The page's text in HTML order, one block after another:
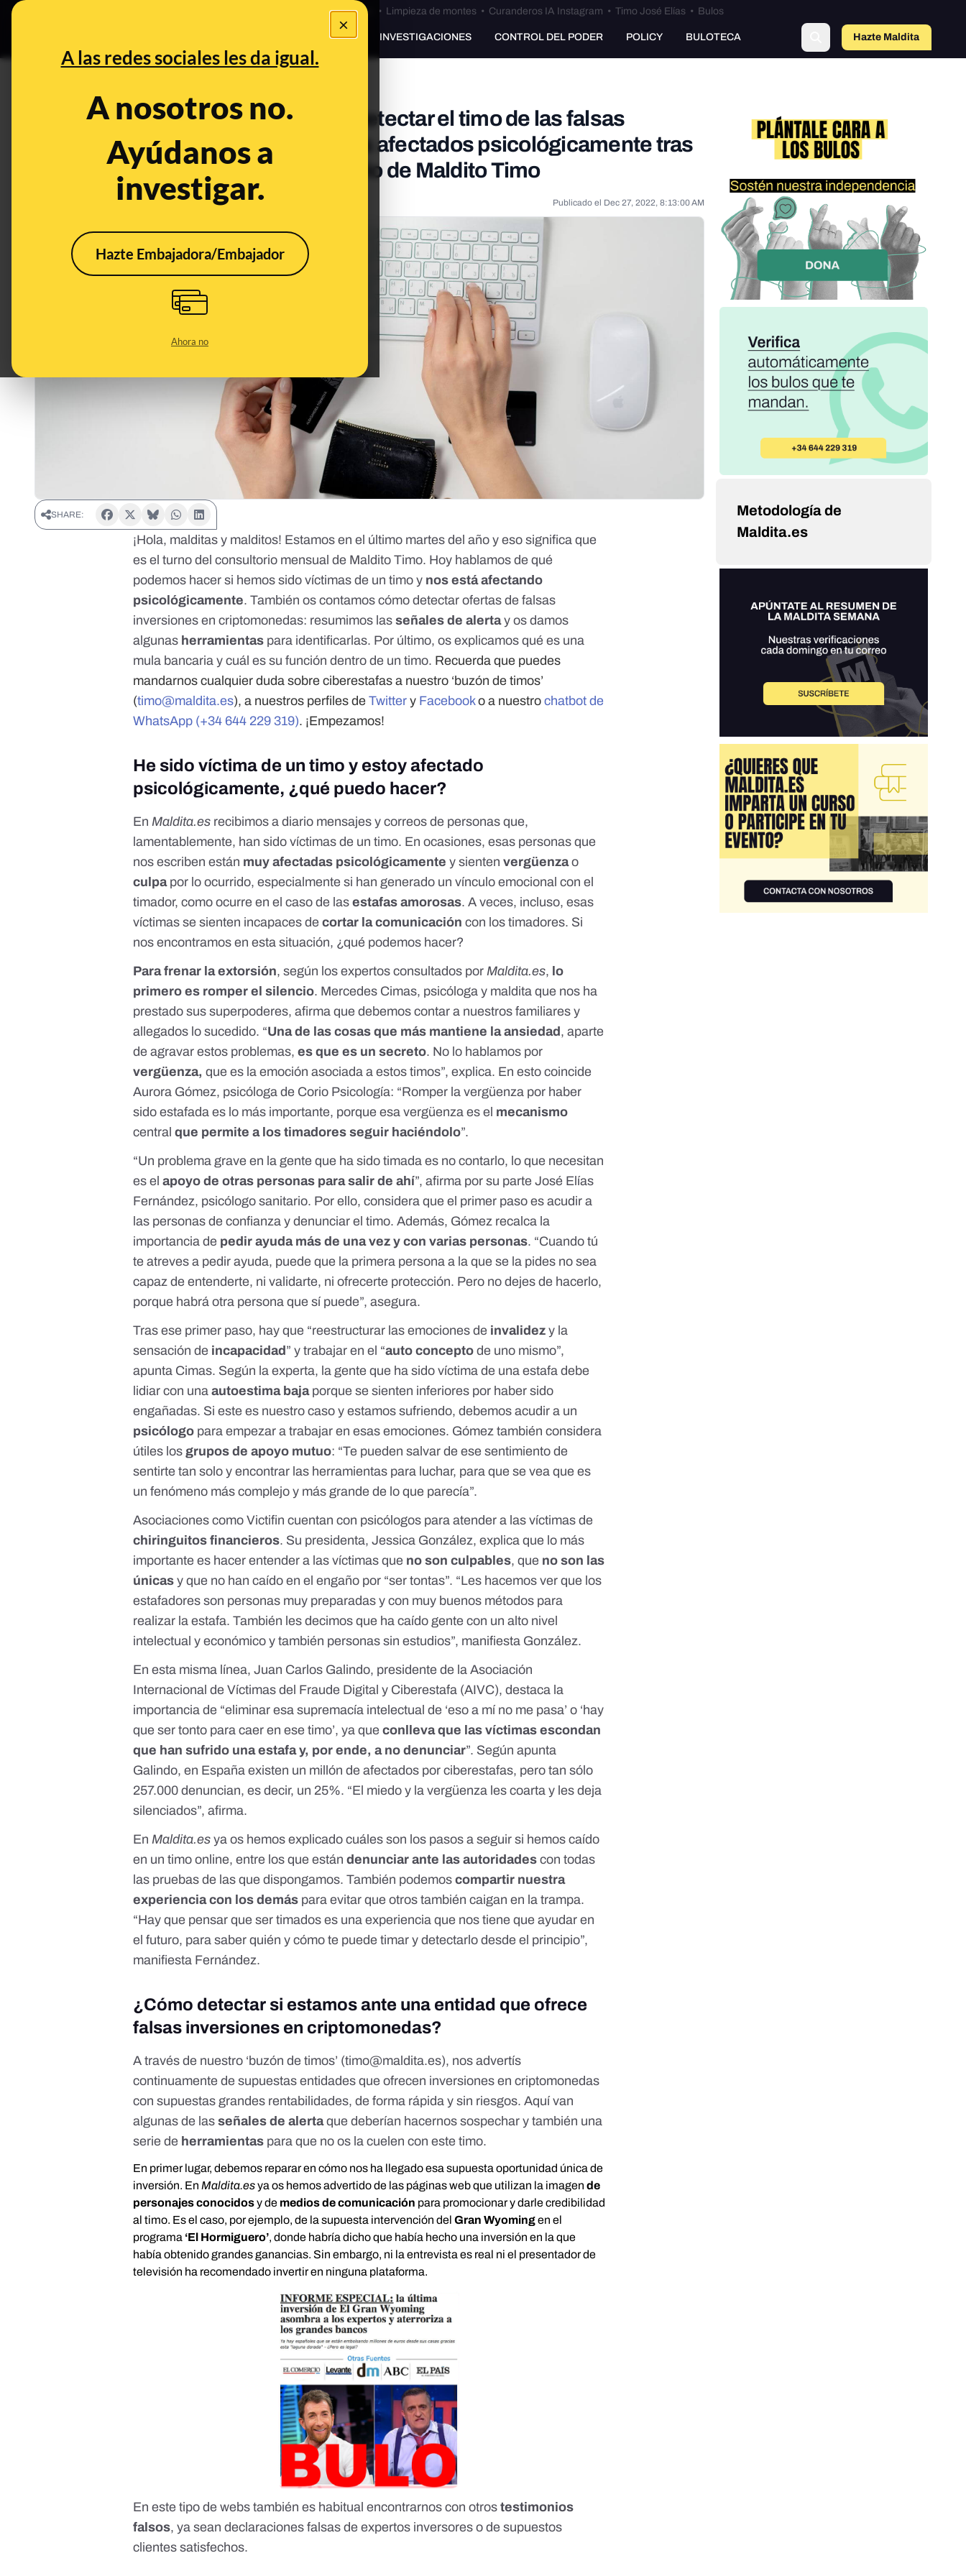
×
A las redes sociales les da igual.
A nosotros no.
Ayúdanos a
investigar.
Hazte Embajadora/Embajador
Ahora no
Bulos Ceuta • Limpieza de montes• Curanderos IA Instagram • Timo José Elías• Bulos
PREBUNKING INVESTIGACIONES CONTROL DEL PODER POLICY BULOTECA Hazte Maldito
Qué es una mula bancaria, cómo detectar el timo de las falsas
inversiones y qué hacer si estamos afectados psicológicamente tras
ser estafados: llega el 7º consultorio de Maldito Timo
Publicado el Dec 27, 2022, 8:13:00 AM
SHARE:
¡Hola, malditas y malditos! Estamos en el último martes del año y eso significa que
es el turno del consultorio mensual de Maldito Timo. Hoy hablamos de qué
podemos hacer si hemos sido víctimas de un timo y nos está afectando
psicológicamente. También os contamos cómo detectar ofertas de falsas
inversiones en criptomonedas: resumimos lasseñales de alertay os damos
algunas herramientas para identificarlas. Por último, os explicamos qué es una
mula bancaria y cuál es su función dentro de un timo. Recuerda que puedes
mandarnos cualquier duda sobre ciberestafas a nuestro ‘buzón de timos’
(timo@maldita.es), a nuestros perfiles deTwitter y Facebooko a nuestrochatbot de
WhatsApp (+34 644 229 319). ¡Empezamos!
He sido víctima de un timo y estoy afectado
psicológicamente, ¿qué puedo hacer?
EnMaldita.es recibimos a diario mensajes y correos de personas que,
lamentablemente, han sido víctimas de un timo. En ocasiones, esas personas que
nos escriben están muy afectadas psicológicamente y sientenvergüenzao
culpapor lo ocurrido, especialmente si han generado un vínculo emocional con el
timador, como ocurre en el caso de lasestafas amorosas. A veces, incluso, esas
víctimas se sienten incapaces de cortar la comunicación con los timadores. Si
nos encontramos en esta situación, ¿qué podemos hacer?
Para frenar la extorsión, según los expertos consultados porMaldita.es, lo
primero es romper el silencio. Mercedes Cimas, psicóloga y maldita que nos ha
prestado sus superpoderes, afirma que debemos contar a nuestros familiares y
allegados lo sucedido. “Una de las cosas que más mantiene la ansiedad , aparte
de agravar estos problemas,es que es un secreto. No lo hablamos por
vergüenza, que es la emoción asociada a estos timos”, explica. En esto coincide
Aurora Gómez, psicóloga de Corio Psicología: “Romper la vergüenza por haber
sido estafada es lo más importante, porque esa vergüenza es el mecanismo
centralque permite a los timadores seguir haciéndolo”.
“Un problema grave en la gente que ha sido timada es no contarlo, lo que necesitan
es elapoyo de otras personas para salir de ahí”, afirma por su parte José Elías
Fernández, psicólogo sanitario. Por ello, considera que el primer paso es acudir a
las personas de confianza ydenunciar el timo. Además, Gómez recalca la
importancia de pedir ayuda más de una vez y con varias personas. “Cuando tú
te atreves a pedir ayuda, puede que la primera persona a la que se la pides no sea
capaz de entenderte, ni validarte, ni ofrecerte protección. Pero no dejes de hacerlo,
porque habrá otra persona que sí puede”, asegura.
Tras ese primer paso, hay que “reestructurar las emociones de invalidez y la
sensación de incapacidad ” y trabajar en el “auto concepto de uno mismo”,
apunta Cimas. Según la experta, la gente que ha sido víctima de una estafa debe
lidiar con unaautoestima bajaporque se sienten inferiores por haber sido
engañadas. Si este es nuestro caso y estamos sufriendo, debemos acudir a un
psicólogo para empezar a trabajar en esas emociones. Gómez también considera
útiles los grupos de apoyo mutuo: “Te pueden salvar de ese sentimiento de
sentirte tan solo y encontrar las herramientas para luchar, para que se vea que es
un fenómeno más complejo y más grande de lo que parecía”.
Asociaciones comoVictifin cuentan con psicólogos para atender a las víctimas de
chiringuitos financieros. Su presidenta, Jessica González, explica que lo más
importante es hacer entender a las víctimas que no son culpables, que no son las
únicas y que no han caído en el engaño por “ser tontas”. “Les hacemos ver que los
estafadores son personas muy preparadas y con muy buenos métodos para
realizar la estafa. También les decimos que ha caído gente con un alto nivel
intelectual y económico y también personas sin estudios”, manifiesta González.
En esta misma línea, Juan Carlos Galindo, presidente de laAsociación
Internacional de Víctimas del Fraude Digital y Ciberestafa (AIVC), destaca la
importancia de “eliminar esa supremacía intelectual de ‘eso a mí no me pasa’ o ‘hay
que ser tonto para caer en ese timo’, ya queconlleva que las víctimas escondan
que han sufrido una estafa y, por ende, a no denunciar”. Según apunta
Galindo, en España existen un millón de afectados por ciberestafas, pero tan sólo
257.000 denuncian, es decir, un 25%. “El miedo y la vergüenza les coarta y les deja
silenciados”, afirma.
EnMaldita.es ya os hemos explicado cuáles son los pasos a seguir si hemos caído
en un timo online, entre los que estándenunciar ante las autoridades con todas
las pruebas de las que dispongamos. También podemoscompartir nuestra
experiencia con los demás para evitar que otros también caigan en la trampa.
“Hay que pensar que ser timados es una experiencia que nos tiene que ayudar en
el futuro, para saber quién y cómo te puede timar y detectarlo desde el principio”,
manifiesta Fernández.
¿Cómo detectar si estamos ante una entidad que ofrece
falsas inversiones en criptomonedas?
A través de nuestro ‘buzón de timos’ (timo@maldita.es), nos advertís
continuamente de supuestas entidades que ofrecen inversiones en criptomonedas
con supuestas grandes rentabilidades, de forma rápida y sin riesgos. Aquí van
algunas de lasseñales de alertaque deberían hacernos sospechar y también una
serie de herramientas para que no os la cuelen con este timo.
En primer lugar, debemos reparar en cómo nos ha llegado esa supuesta oportunidad única de
inversión. En Maldita.esya os hemos advertido de las páginas web que utilizan la imagen de
personajes conocidosy de medios de comunicación para promocionar y darle credibilidad
al timo. Es el caso, por ejemplo, de la supuesta intervención delGran Wyomingen el
programa ‘El Hormiguero’, donde habría dicho que había hecho una inversión en la que
había obtenido grandes ganancias. Sin embargo, ni la entrevista es real ni el presentador de
televisión ha recomendado invertir en ninguna plataforma.
En este tipo de webs también es habitual encontrarnos con otrostestimonios
falsos, ya sean declaraciones falsas de expertos inversores o de supuestos
clientes satisfechos.
Metodología de
Maldita.es